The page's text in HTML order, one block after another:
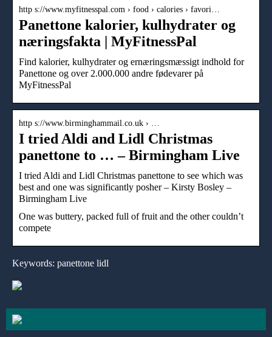
http s://www.myfitnesspal.com › food › calories › favori…
Panettone kalorier, kulhydrater og
næringsfakta | MyFitnessPal
Find kalorier, kulhydrater og ernæringsmæssigt indhold for
Panettone og over 2.000.000 andre fødevarer på
MyFitnessPal
http s://www.birminghammail.co.uk › …
I tried Aldi and Lidl Christmas
panettone to … – Birmingham Live
I tried Aldi and Lidl Christmas panettone to see which was
best and one was significantly posher – Kirsty Bosley –
Birmingham Live
One was buttery, packed full of fruit and the other couldn’t
compete
Keywords: panettone lidl